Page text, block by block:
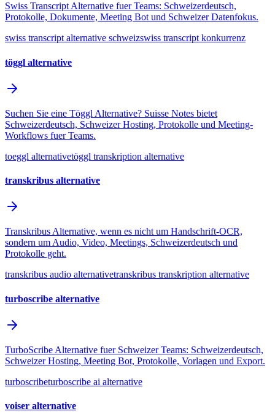
Swiss Transcript Alternative fuer Teams: Schweizerdeutsch,
Protokolle, Dokumente, Meeting Bot und Schweizer Datenfokus.
swiss transcript alternative schweizswiss transcript konkurrenz
töggl alternative
Suchen Sie eine Töggl Alternative? Suisse Notes bietet
Schweizerdeutsch, Schweizer Hosting, Protokolle und Meeting-
Workflows fuer Teams.
toeggl alternativetöggl transkription alternative
transkribus alternative
Transkribus Alternative, wenn es nicht um Handschrift-OCR,
sondern um Audio, Video, Meetings, Schweizerdeutsch und
Protokolle geht.
transkribus audio alternativetranskribus transkription alternative
turboscribe alternative
TurboScribe Alternative fuer Schweizer Teams: Schweizerdeutsch,
Schweizer Hosting, Meeting Bot, Protokolle, Vorlagen und Export.
turboscribeturboscribe ai alternative
voiser alternative